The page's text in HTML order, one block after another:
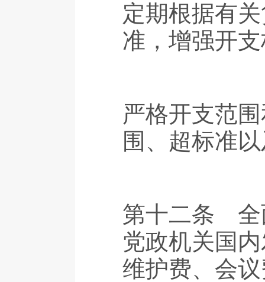
定期根据有
准，增强开
严格开支范
围、超标准
第十二条 全
党政机关国
维护费、会